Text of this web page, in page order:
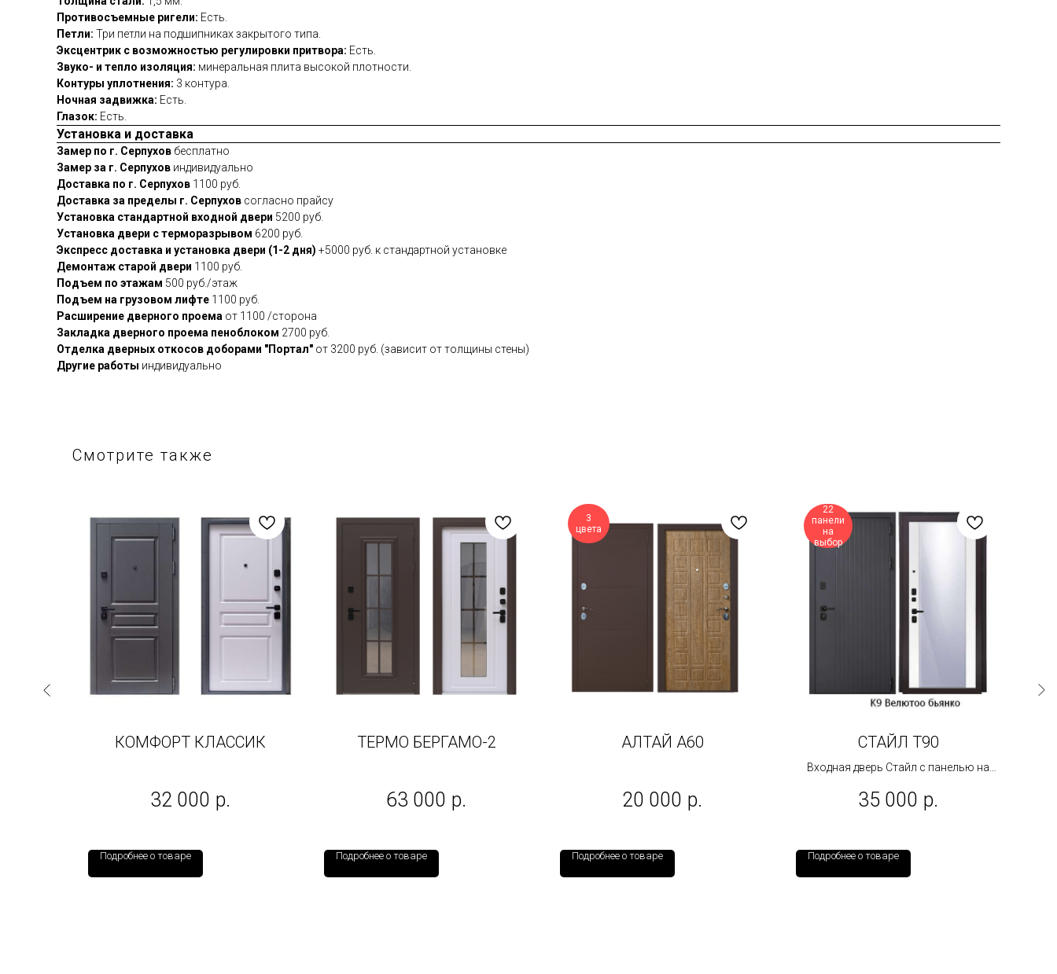
Противосъемные ригели: Есть.
Петли: Три петли на подшипниках закрытого типа.
Эксцентрик с возможностью регулировки притвора: Есть.
Звуко- и тепло изоляция: минеральная плита высокой плотности.
Контуры уплотнения: 3 контура.
Ночная задвижка: Есть.
Глазок: Есть.
Установка и доставка
Замер по г. Серпухов бесплатно
Замер за г. Серпухов индивидуально
Доставка по г. Серпухов 1100 руб.
Доставка за пределы г. Серпухов согласно прайсу
Установка стандартной входной двери 5200 руб.
Установка двери с терморазрывом 6200 руб.
Экспресс доставка и установка двери (1-2 дня) +5000 руб. к стандартной установке
Демонтаж старой двери 1100 руб.
Подъем по этажам 500 руб./этаж
Подъем на грузовом лифте 1100 руб.
Расширение дверного проема от 1100 /сторона
Закладка дверного проема пеноблоком 2700 руб.
Отделка дверных откосов доборами "Портал" от 3200 руб. (зависит от толщины стены)
Другие работы индивидуально
Смотрите также
КОМФОРТ КЛАССИК
32 000 р.
Подробнее о товаре
ТЕРМО БЕРГАМО-2
63 000 р.
Подробнее о товаре
3
цвета
АЛТАЙ А60
20 000 р.
Подробнее о товаре
22
панели
на
выбор
СТАЙЛ Т90
Входная дверь Стайл с панелью на
35 000 р.
Подробнее о товаре